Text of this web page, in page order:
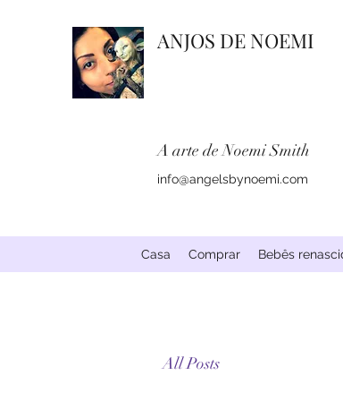
ANJOS DE NOEMI
A arte de Noemi Smith
info@angelsbynoemi.com
Casa Comprar Bebês
All Posts